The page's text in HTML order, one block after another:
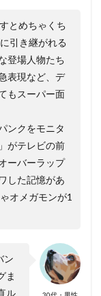
とめちゃくち
引き継がれる
登場人物たち
表現など、デ
もスーパー面
ンクをモニタ
がテレビの前
ーバーラップ
した記憶があ
オメガモンが1
ン
ま
ル